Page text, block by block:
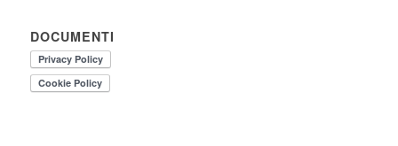
DOCUMENTI